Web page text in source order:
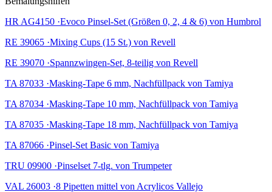
HR AG4150 ·Evoco Pinsel-Set (Größen 0, 2, 4 & 6) von Humbrol
RE 39065 ·Mixing Cups (15 St.) von Revell
RE 39070 ·Spannzwingen-Set, 8-teilig von Revell
TA 87033 ·Masking-Tape 6 mm, Nachfüllpack von Tamiya
TA 87034 ·Masking-Tape 10 mm, Nachfüllpack von Tamiya
TA 87035 ·Masking-Tape 18 mm, Nachfüllpack von Tamiya
TA 87066 ·Pinsel-Set Basic von Tamiya
TRU 09900 ·Pinselset 7-tlg. von Trumpeter
VAL 26003 ·8 Pipetten mittel von Acrylicos Vallejo